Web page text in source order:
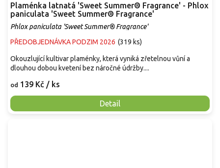
Plaménka latnatá 'Sweet Summer® Fragrance' - Phlox
paniculata 'Sweet Summer® Fragrance'
Phlox paniculata 'Sweet Summer® Fragrance'
PŘEDOBJEDNÁVKA PODZIM 2026 (319 ks)
od 139 Kč / ks
Detail
Okouzlující kultivar plaménky, která vyniká zřetelnou vůní a
dlouhou dobou kvetení bez náročné údržby....